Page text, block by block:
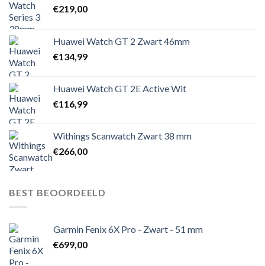
€219,00
Huawei Watch GT 2 Zwart 46mm
€134,99
Huawei Watch GT 2E Active Wit
€116,99
Withings Scanwatch Zwart 38 mm
€266,00
BEST BEOORDEELD
Garmin Fenix 6X Pro - Zwart - 51 mm
€699,00